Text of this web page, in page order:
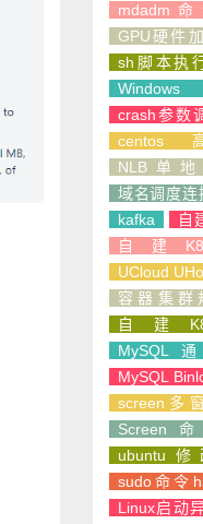
mdadm命
GPU硬件
sh脚本执
crash参数
NLB单
域名调度连
kafka
自
自建
UCloud
容器集群
自建
MySQL
MySQL
screen多
Screen
ubuntu
sudo命令
Linux启动